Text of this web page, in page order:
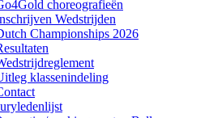
choreografieën
Wedstrijden
Championships 2026
klassenindeling